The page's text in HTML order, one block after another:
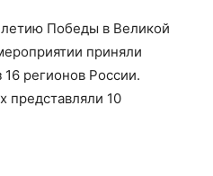
Победы в Великой
приняли
регионов России.
представляли 10